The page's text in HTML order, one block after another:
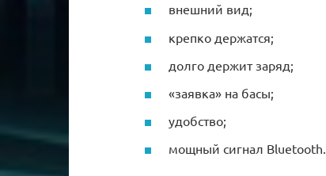
внешний вид;
крепко держатся;
долго держит заряд;
«заявка» на басы;
удобство;
мощный сигнал Bluetooth.